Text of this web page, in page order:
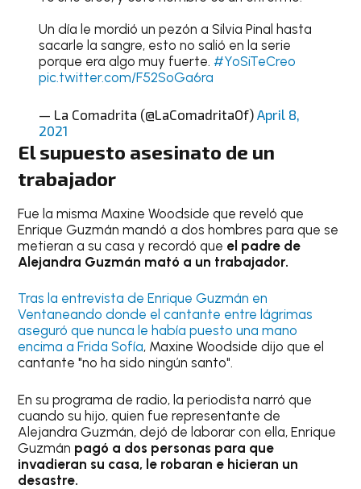
Un día le mordió un pezón a Silvia Pinal hasta
sacarle la sangre, esto no salió en la serie
porque era algo muy fuerte. #YoSiTeCreo
pic.twitter.com/F52SoGa6ra
— La Comadrita (@LaComadritaOf) April 8,
2021
El supuesto asesinato de un
trabajador
Fue la misma Maxine Woodside que reveló que
Enrique Guzmán mandó a dos hombres para que se
metieran a su casa y recordó que el padre de
Alejandra Guzmán mató a un trabajador.
Tras la entrevista de Enrique Guzmán en
Ventaneando donde el cantante entre lágrimas
aseguró que nunca le había puesto una mano
encima a Frida Sofía, Maxine Woodside dijo que el
cantante "no ha sido ningún santo".
En su programa de radio, la periodista narró que
cuando su hijo, quien fue representante de
Alejandra Guzmán, dejó de laborar con ella, Enrique
Guzmán pagó a dos personas para que
invadieran su casa, le robaran e hicieran un
desastre.